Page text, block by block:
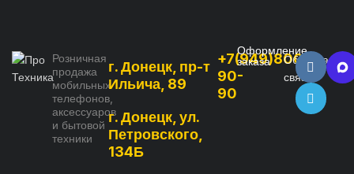
Розничная
продажа
мобильных
телефонов,
аксессуаров
и бытовой
техники
г. Донецк, пр-т
Ильича, 89
г. Донецк, ул.
Петровского,
134Б
+7(949)800-
90-
90
Оформление
заказа
Обратная
связь